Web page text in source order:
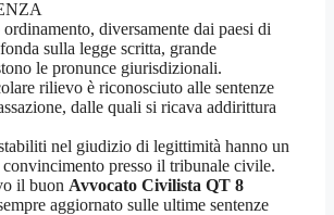
diversamente dai paesi di
sulla legge scritta, grande
le pronunce giurisdizionali.
rilievo è riconosciuto alle sentenze
dalle quali si ricava addirittura
nel giudizio di legittimità hanno un
presso il tribunale civile.
il buon Avvocato Civilista QT 8
aggiornato sulle ultime sentenze